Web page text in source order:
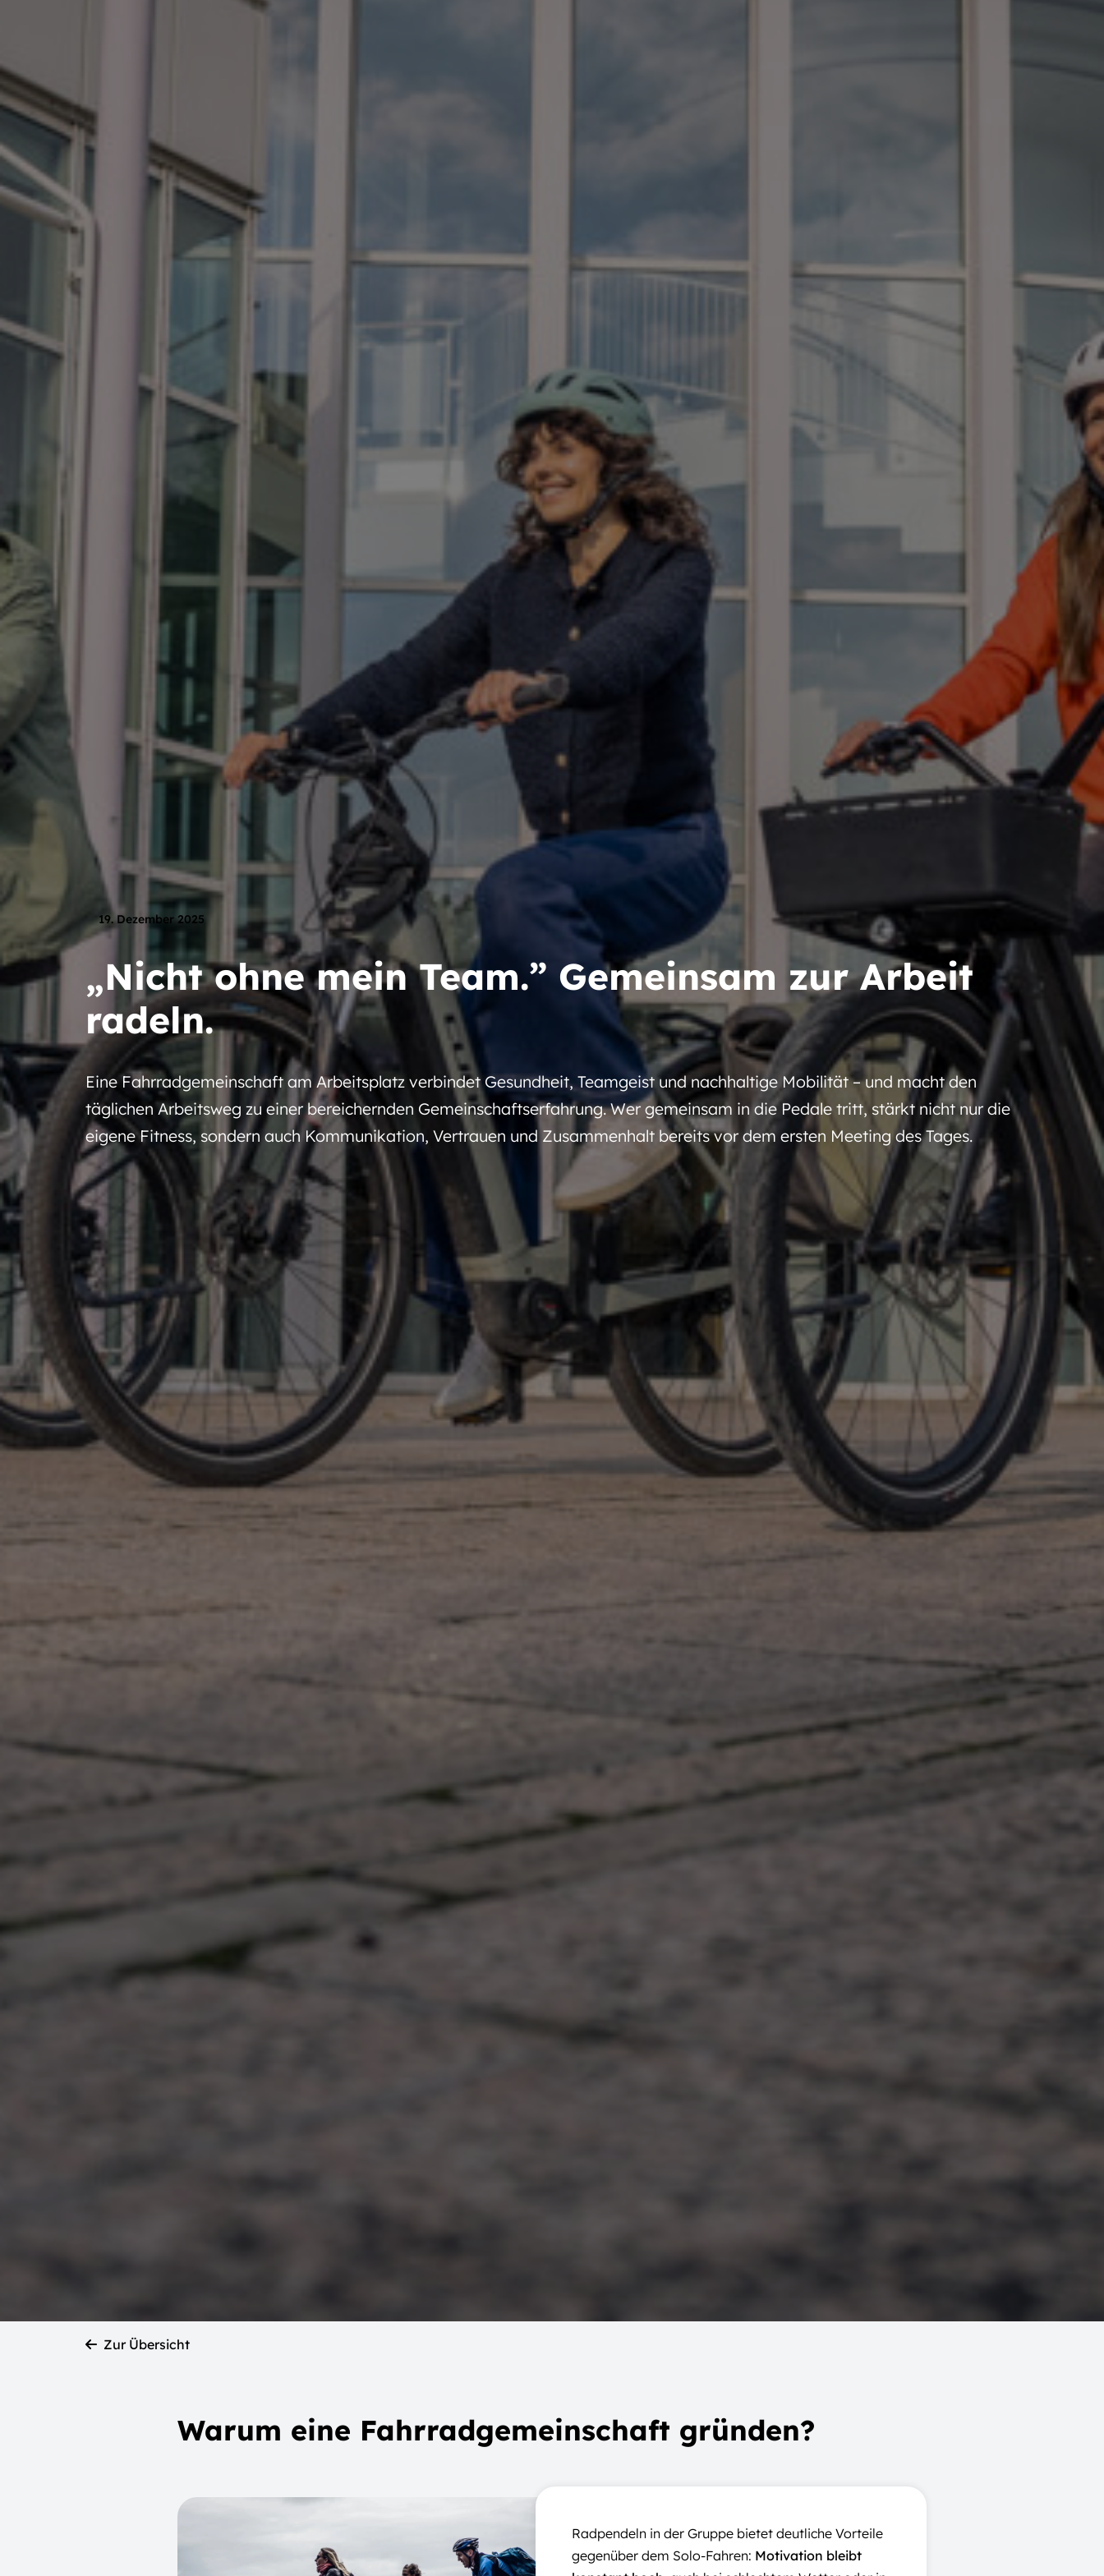
19. Dezember 2025
„Nicht ohne mein Team.” Gemeinsam zur Arbeit
radeln.
Eine Fahrradgemeinschaft am Arbeitsplatz verbindet Gesundheit, Teamgeist und nachhaltige Mobilität – und macht den
täglichen Arbeitsweg zu einer bereichernden Gemeinschaftserfahrung. Wer gemeinsam in die Pedale tritt, stärkt nicht nur die
eigene Fitness, sondern auch Kommunikation, Vertrauen und Zusammenhalt bereits vor dem ersten Meeting des Tages.
Zur Übersicht
Warum eine Fahrradgemeinschaft gründen?
Radpendeln in der Gruppe bietet deutliche Vorteile
gegenüber dem Solo-Fahren: Motivation bleibt